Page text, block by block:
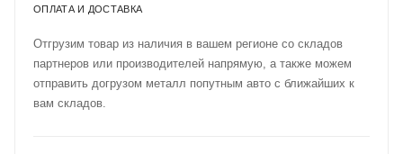
ОПЛАТА И ДОСТАВКА
Отгрузим товар из наличия в вашем регионе со складов
партнеров или производителей напрямую, а также можем
отправить догрузом металл попутным авто с ближайших к
вам складов.